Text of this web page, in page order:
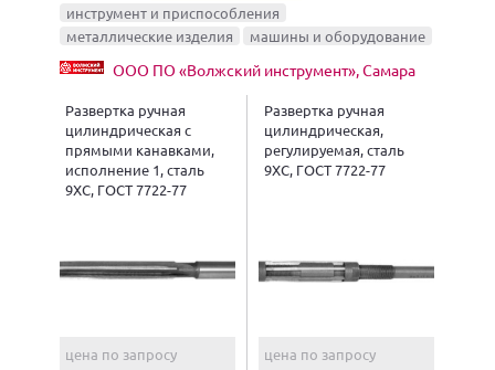
инструмент и приспособления
металлические изделия
машины и оборудование
ООО ПО «Волжский инструмент», Самара
Развертка ручная
цилиндрическая с
прямыми канавками,
исполнение 1, сталь
9ХС, ГОСТ 7722-77
цена по запросу
Развертка ручная
цилиндрическая,
регулируемая, сталь
9ХС, ГОСТ 7722-77
цена по запросу